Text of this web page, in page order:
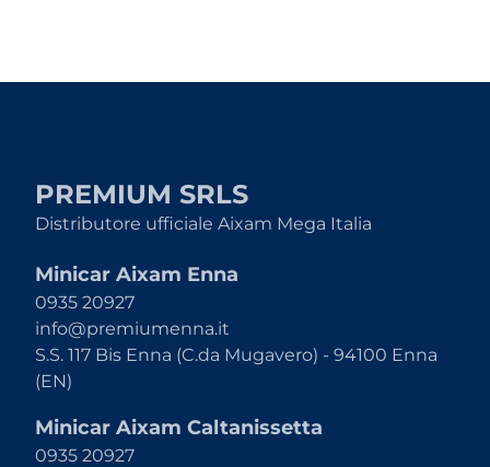
PREMIUM SRLS
Distributore ufficiale Aixam Mega Italia
Minicar Aixam Enna
0935 20927
info@premiumenna.it
S.S. 117 Bis Enna (C.da Mugavero) - 94100 Enna
(EN)
Minicar Aixam Caltanissetta
0935 20927